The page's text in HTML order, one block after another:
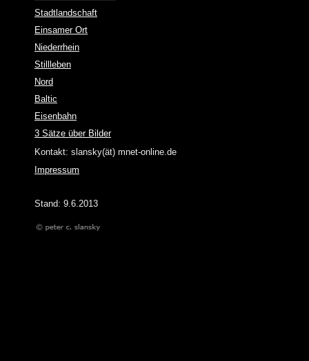
Stadtlandschaft
Einsamer Ort
Niederrhein
Stillleben
Nord
Baltic
Eisenbahn
3 Sätze über Bilder
Kontakt: slansky(ät) mnet-online.de
Impressum
Stand: 9.6.2013